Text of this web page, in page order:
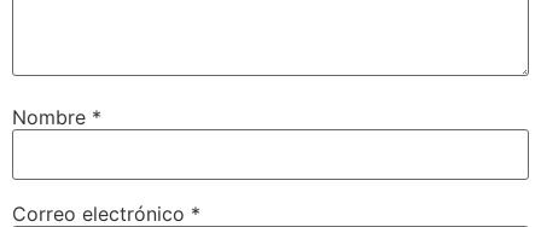
Nombre *
Correo electrónico *